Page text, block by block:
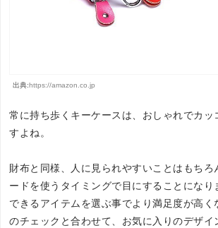
出典: https://amazon.co.jp
常に持ち歩くキーケースは、おしゃれでカッ
すよね。
財布と同様、人に見られやすいことはもちろ
ードを使うタイミングで目にすることになり
できるアイテムを選ぶ事でより満足度が高く
のチェックと合わせて、お気に入りのデザイ